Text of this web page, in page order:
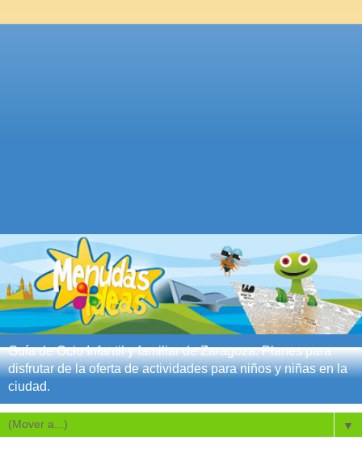
Guía de Ocio Infantil y familiar de Zaragoza. Planes para
disfrutar de la oferta de actividades para niños y niñas en la
ciudad.
▼